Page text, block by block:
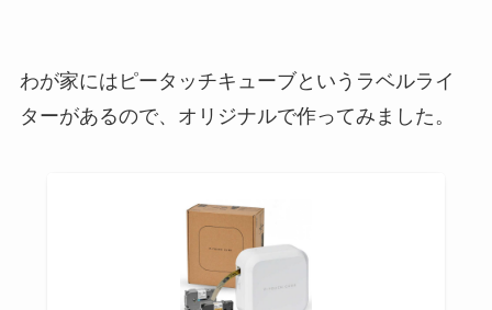
わが家にはピータッチキューブというラベルライ
ターがあるので、オリジナルで作ってみました。